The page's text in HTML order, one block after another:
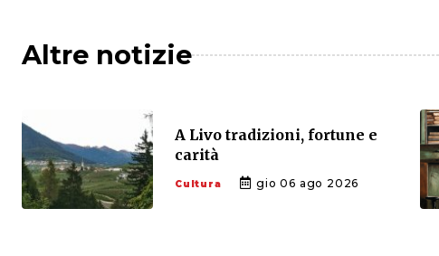
Altre notizie
A Livo tradizioni, fortune e
carità
Cultura gio 06 ago 2026